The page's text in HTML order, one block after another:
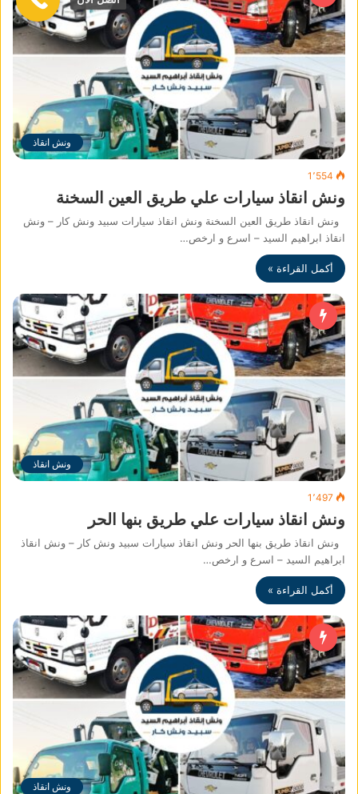
ونش انقاذ
1٬554
ونش انقاذ سيارات علي طريق العين السخنة
ونش انقاذ طريق العين السخنة ونش انقاذ سيارات سبيد ونش كار – ونش
انقاذ ابراهيم السيد – اسرع و ارخص…
أكمل القراءة »
ونش انقاذ
1٬497
ونش انقاذ سيارات علي طريق بنها الحر
ونش انقاذ طريق بنها الحر ونش انقاذ سيارات سبيد ونش كار – ونش انقاذ
ابراهيم السيد – اسرع و ارخص…
أكمل القراءة »
ونش انقاذ